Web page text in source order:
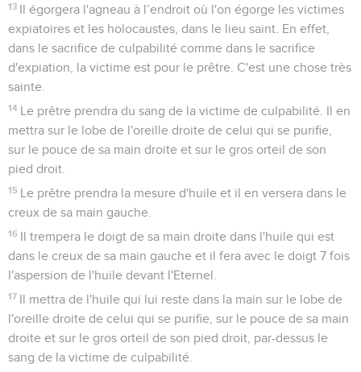
13 Il égorgera l'agneau à l’endroit où l'on égorge les victimes
expiatoires et les holocaustes, dans le lieu saint. En effet,
dans le sacrifice de culpabilité comme dans le sacrifice
d'expiation, la victime est pour le prêtre. C'est une chose très
sainte.
14 Le prêtre prendra du sang de la victime de culpabilité. Il en
mettra sur le lobe de l'oreille droite de celui qui se purifie,
sur le pouce de sa main droite et sur le gros orteil de son
pied droit.
15 Le prêtre prendra la mesure d'huile et il en versera dans le
creux de sa main gauche.
16 Il trempera le doigt de sa main droite dans l'huile qui est
dans le creux de sa main gauche et il fera avec le doigt 7 fois
l'aspersion de l'huile devant l'Eternel.
17 Il mettra de l'huile qui lui reste dans la main sur le lobe de
l'oreille droite de celui qui se purifie, sur le pouce de sa main
droite et sur le gros orteil de son pied droit, par-dessus le
sang de la victime de culpabilité.